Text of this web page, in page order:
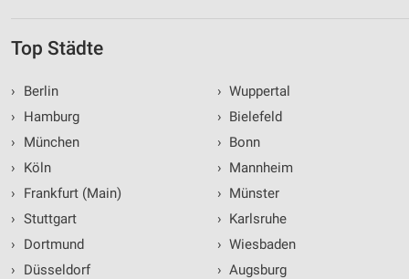
Top Städte
›
Berlin
›
Hamburg
›
München
›
Köln
›
Frankfurt (Main)
› Stuttgart
›
Dortmund
›
Düsseldorf
› Wuppertal
› Bielefeld
› Bonn
› Mannheim
› Münster
› Karlsruhe
› Wiesbaden
› Augsburg